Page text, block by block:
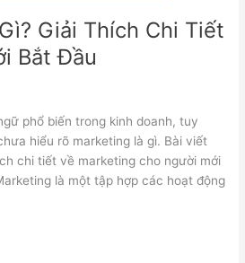
Giải Thích Chi Tiết
Bắt Đầu
phổ biến trong kinh doanh, tuy
hiểu rõ marketing là gì. Bài viết
chi tiết về marketing cho người mới
là một tập hợp các hoạt động